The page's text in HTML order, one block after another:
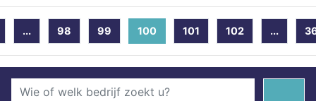
... 98 99 100 (current)
101 102 ...